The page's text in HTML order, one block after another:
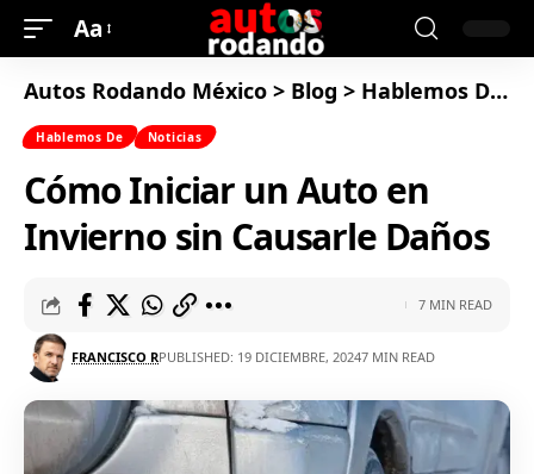
Aa
Autos Rodando México > Blog > Hablemos De >
Hablemos De Noticias
Cómo Iniciar un Auto en
Invierno sin Causarle Daños
FRANCISCO RPUBLISHED: 19 DICIEMBRE, 20247 MIN READ
7 MIN READ